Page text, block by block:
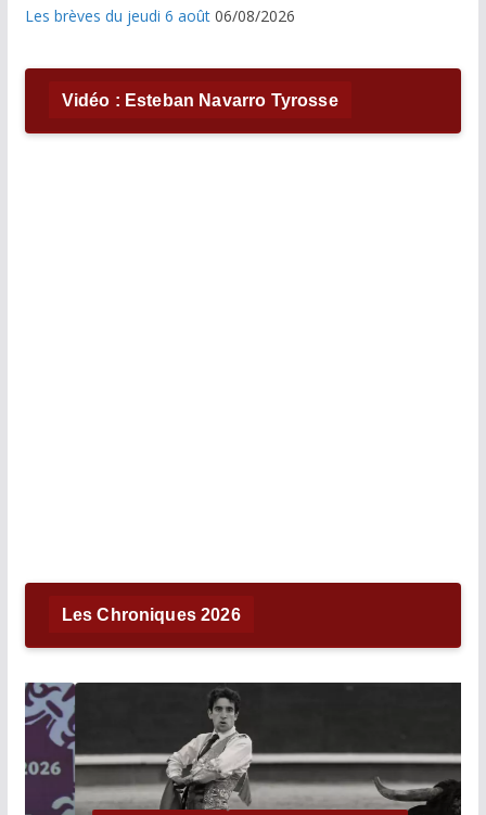
Les brèves du jeudi 6 août 06/08/2026
Vidéo : Esteban Navarro Tyrosse
Les Chroniques 2026